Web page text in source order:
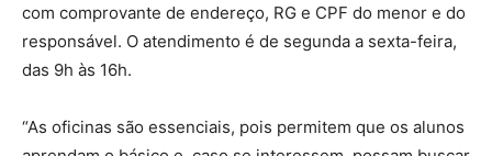
com comprovante de endereço, RG e CPF do menor e do
responsável. O atendimento é de segunda a sexta-feira,
das 9h às 16h.
“As oficinas são essenciais, pois permitem que os alunos